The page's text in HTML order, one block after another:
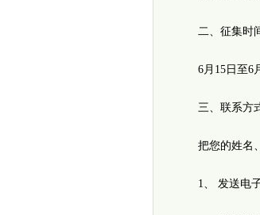
二、征集时
6月15日至6月
三、联系方
把您的姓名、
1、 发送电子